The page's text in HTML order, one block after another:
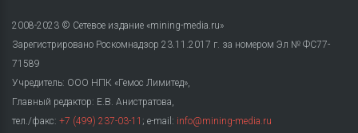
2008-2023 © Сетевое издание «mining-media.ru»
Зарегистрировано Роскомнадзор 23.11.2017 г. за номером Эл № ФС77-
71589
Учредитель: ООО НПК «Гемос Лимитед»,
Главный редактор: Е.В. Анистратова,
тел./факс: +7 (499) 237-03-11 ; e-mail: info@mining-media.ru